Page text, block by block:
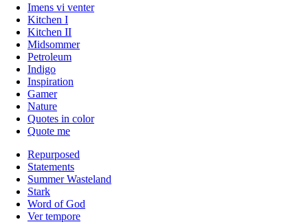
Imens vi venter
Kitchen I
Kitchen II
Midsommer
Petroleum
Indigo
Inspiration
Gamer
Nature
Quotes in color
Quote me
Repurposed
Statements
Summer Wasteland
Stark
Word of God
Ver tempore